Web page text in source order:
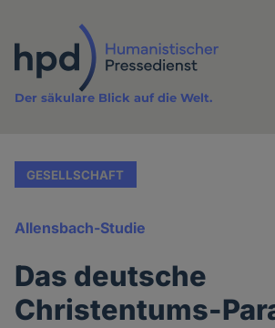
Inhalt
Der säkulare Blick auf die Welt.
GESELLSCHAFT
Allensbach-Studie
Das deutsche
Christentums-